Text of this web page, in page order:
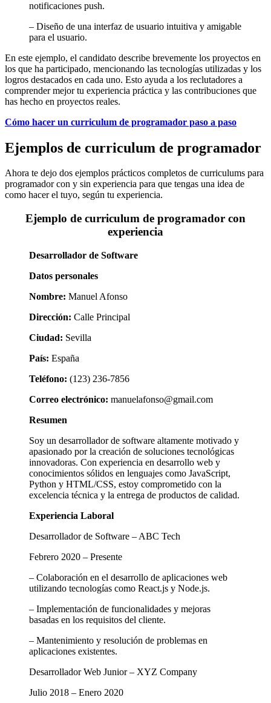
notificaciones push.
– Diseño de una interfaz de usuario intuitiva y amigable
para el usuario.
En este ejemplo, el candidato describe brevemente los proyectos en
los que ha participado, mencionando las tecnologías utilizadas y los
logros destacados en cada uno. Esto ayuda a los reclutadores a
comprender mejor tu experiencia práctica y las contribuciones que
has hecho en proyectos reales.
Cómo hacer un curriculum de programador paso a paso
Ejemplos de curriculum de programador
Ahora te dejo dos ejemplos prácticos completos de curriculums para
programador con y sin experiencia para que tengas una idea de
como hacer el tuyo, según tu experiencia.
Ejemplo de curriculum de programador con
experiencia
Desarrollador de Software
Datos personales
Nombre: Manuel Afonso
Dirección: Calle Principal
Ciudad: Sevilla
País: España
Teléfono: (123) 236-7856
Correo electrónico: manuelafonso@gmail.com
Resumen
Soy un desarrollador de software altamente motivado y
apasionado por la creación de soluciones tecnológicas
innovadoras. Con experiencia en desarrollo web y
conocimientos sólidos en lenguajes como JavaScript,
Python y HTML/CSS, estoy comprometido con la
excelencia técnica y la entrega de productos de calidad.
Experiencia Laboral
Desarrollador de Software – ABC Tech
Febrero 2020 – Presente
– Colaboración en el desarrollo de aplicaciones web
utilizando tecnologías como React.js y Node.js.
– Implementación de funcionalidades y mejoras
basadas en los requisitos del cliente.
– Mantenimiento y resolución de problemas en
aplicaciones existentes.
Desarrollador Web Junior – XYZ Company
Julio 2018 – Enero 2020